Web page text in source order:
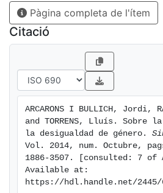
Pàgina completa de l'ítem
Citació
ARCARONS I BULLICH, Jordi,
and TORRENS, Lluís. Sobre
la desigualdad de género.
Vol. 2014, num. Octubre,
1886-3507. [consulted: 7 of
Available at:
https://hdl.handle.net/2445/